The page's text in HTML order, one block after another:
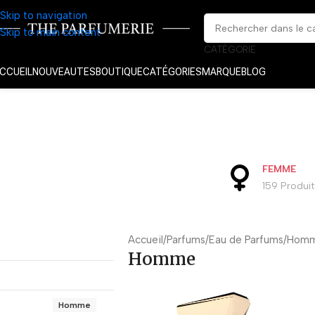
Skip to navigation
Skip to main content
CATÉGORIE
NOUVEAUTESBOUTIQUECATÉGORIESMARQUEBLOG
FEMME
159
Homme
Accueil Parfums Eau de Parfums
Homme